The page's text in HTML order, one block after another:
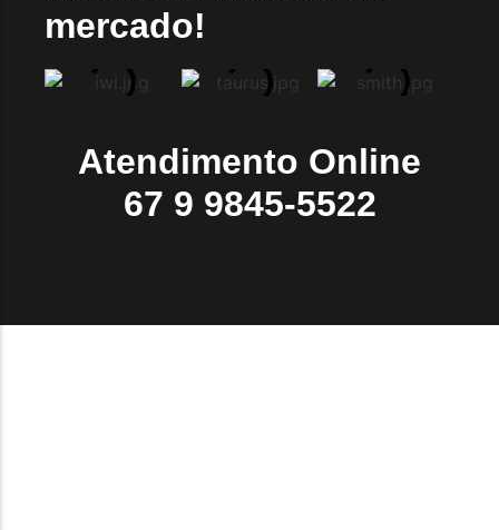
mercado!
Atendimento Online
67 9 9845-5522